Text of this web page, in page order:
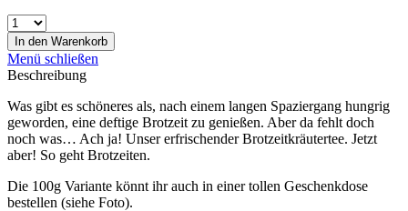
In den Warenkorb
Menü schließen
Beschreibung
Was gibt es schöneres als, nach einem langen Spaziergang hungrig
geworden, eine deftige Brotzeit zu genießen. Aber da fehlt doch
noch was… Ach ja! Unser erfrischender Brotzeitkräutertee. Jetzt
aber! So geht Brotzeiten.
Die 100g Variante könnt ihr auch in einer tollen Geschenkdose
bestellen (siehe Foto).